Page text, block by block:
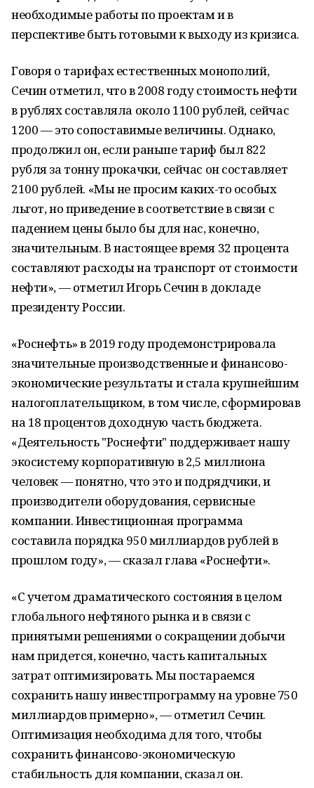
необходимые работы по проектам и в
перспективе быть готовыми к выходу из кризиса.
Говоря о тарифах естественных монополий,
Сечин отметил, что в 2008 году стоимость нефти
в рублях составляла около 1100 рублей, сейчас
1200 — это сопоставимые величины. Однако,
продолжил он, если раньше тариф был 822
рубля за тонну прокачки, сейчас он составляет
2100 рублей. «Мы не просим каких-то особых
льгот, но приведение в соответствие в связи с
падением цены было бы для нас, конечно,
значительным. В настоящее время 32 процента
составляют расходы на транспорт от стоимости
нефти», — отметил Игорь Сечин в докладе
президенту России.
«Роснефть» в 2019 году продемонстрировала
значительные производственные и финансово-
экономические результаты и стала крупнейшим
налогоплательщиком, в том числе, сформировав
на 18 процентов доходную часть бюджета.
«Деятельность "Роснефти" поддерживает нашу
экосистему корпоративную в 2,5 миллиона
человек — понятно, что это и подрядчики, и
производители оборудования, сервисные
компании. Инвестиционная программа
составила порядка 950 миллиардов рублей в
прошлом году», — сказал глава «Роснефти».
«С учетом драматического состояния в целом
глобального нефтяного рынка и в связи с
принятыми решениями о сокращении добычи
нам придется, конечно, часть капитальных
затрат оптимизировать. Мы постараемся
сохранить нашу инвестпрограмму на уровне 750
миллиардов примерно», — отметил Сечин.
Оптимизация необходима для того, чтобы
сохранить финансово-экономическую
стабильность для компании, сказал он.